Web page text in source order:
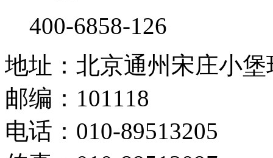
400-6858-126
地址：北京通州宋庄小
邮编：101118
电话：010-89513205